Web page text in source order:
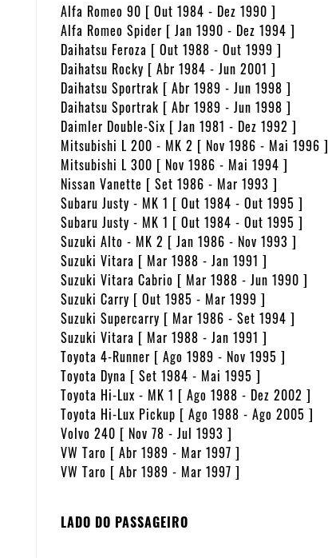
Alfa Romeo 90 [ Out 1984 - Dez 1990 ]
Alfa Romeo Spider [ Jan 1990 - Dez 1994 ]
Daihatsu Feroza [ Out 1988 - Out 1999 ]
Daihatsu Rocky [ Abr 1984 - Jun 2001 ]
Daihatsu Sportrak [ Abr 1989 - Jun 1998 ]
Daihatsu Sportrak [ Abr 1989 - Jun 1998 ]
Daimler Double-Six [ Jan 1981 - Dez 1992 ]
Mitsubishi L 200 - MK 2 [ Nov 1986 - Mai 1996 ]
Mitsubishi L 300 [ Nov 1986 - Mai 1994 ]
Nissan Vanette [ Set 1986 - Mar 1993 ]
Subaru Justy - MK 1 [ Out 1984 - Out 1995 ]
Subaru Justy - MK 1 [ Out 1984 - Out 1995 ]
Suzuki Alto - MK 2 [ Jan 1986 - Nov 1993 ]
Suzuki Vitara [ Mar 1988 - Jan 1991 ]
Suzuki Vitara Cabrio [ Mar 1988 - Jun 1990 ]
Suzuki Carry [ Out 1985 - Mar 1999 ]
Suzuki Supercarry [ Mar 1986 - Set 1994 ]
Suzuki Vitara [ Mar 1988 - Jan 1991 ]
Toyota 4-Runner [ Ago 1989 - Nov 1995 ]
Toyota Dyna [ Set 1984 - Mai 1995 ]
Toyota Hi-Lux - MK 1 [ Ago 1988 - Dez 2002 ]
Toyota Hi-Lux Pickup [ Ago 1988 - Ago 2005 ]
Volvo 240 [ Nov 78 - Jul 1993 ]
VW Taro [ Abr 1989 - Mar 1997 ]
VW Taro [ Abr 1989 - Mar 1997 ]
LADO DO PASSAGEIRO